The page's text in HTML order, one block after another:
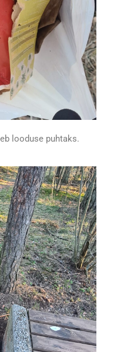
looduse puhtaks.